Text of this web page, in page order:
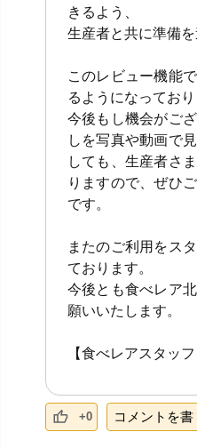
きるよう、
生産者と共に準備
このレビュー機能
るようになっており
今後もし機会がご
しを写真や動画で
しても、生産者さ
りますので、ぜひ
です。
またのご利用をス
ております。
今後とも食べレア
願いいたします。
【食べレアスタッ
+0 コメントを書